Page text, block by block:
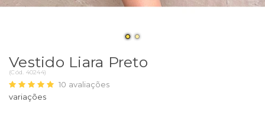
Vestido Liara Preto
(Cód. 40244)
10 avaliações